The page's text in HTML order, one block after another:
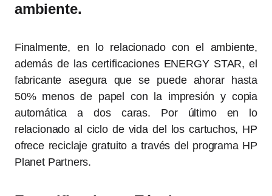
ambiente.
Finalmente, en lo relacionado con el ambiente,
además de las certificaciones ENERGY STAR, el
fabricante asegura que se puede ahorar hasta
50% menos de papel con la impresión y copia
automática a dos caras. Por último en lo
relacionado al ciclo de vida del los cartuchos, HP
ofrece reciclaje gratuito a través del programa HP
Planet Partners.